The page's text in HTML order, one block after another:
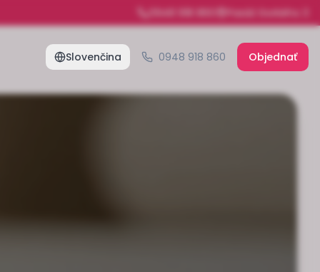
0948 918 860 Pasáž Gorkého 3
Slovenčina 0948 918 860 Objednať